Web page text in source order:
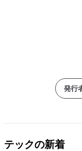
発行
テックの新着